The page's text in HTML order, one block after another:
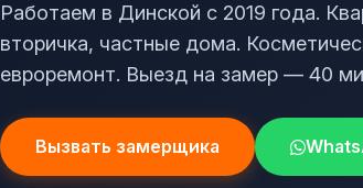
Работаем в Динской с 2019 года.
вторичка, частные дома.
евроремонт. Выезд на замер — 40
Вызвать замерщика